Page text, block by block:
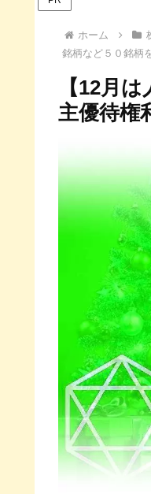
ホーム
銘柄など５０銘柄
【12月
主優待権